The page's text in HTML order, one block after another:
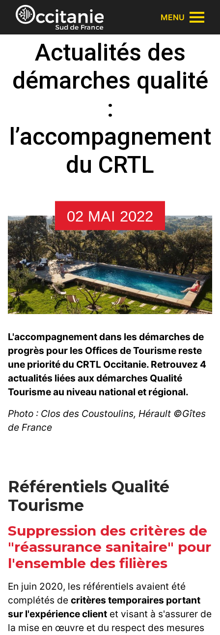
Panneau de gestion des cookies
MENU
Actualités des
démarches qualité
:
l’accompagnement
du CRTL
02 MAI 2022
L'accompagnement dans les démarches de
progrès pour les Offices de Tourisme reste
une priorité du CRTL Occitanie. Retrouvez 4
actualités liées aux démarches Qualité
Tourisme au niveau national et régional.
Photo : Clos des Coustoulins, Hérault ©Gîtes
de France
Référentiels Qualité
Tourisme
Suppression des critères de
"réassurance sanitaire" pour
l'ensemble des filières
En juin 2020, les référentiels avaient été
complétés de critères temporaires portant
sur l'expérience client et visant à s'assurer de
la mise en œuvre et du respect des mesures